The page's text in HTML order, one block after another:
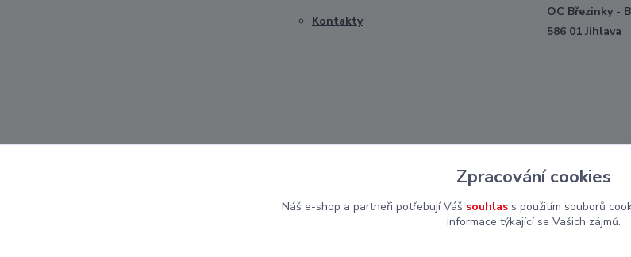
Kontakty
OC Březinky -
586 01 Jihlava
Zpracování cookies
Náš e-shop a partneři potřebují Váš souhlass použitím souborů
informace týkající se Vašich zájmů.